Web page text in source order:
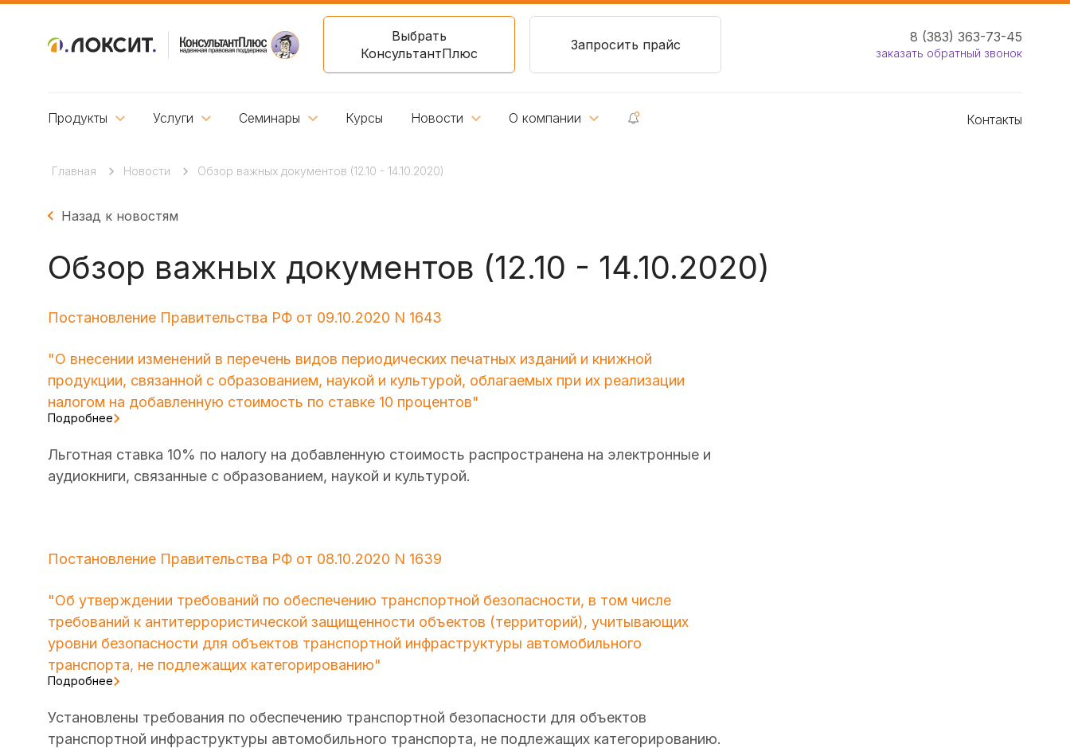
Выбрать
КонсультантПлюс
Запросить прайс
8 (383) 363-73-45
заказать обратный звонок
Продукты Услуги Семинары Курсы Новости О компании Контакты
Главная Новости Обзор важных документов (12.10 - 14.10.2020)
Назад к новостям
Обзор важных документов (12.10 - 14.10.2020)
Постановление Правительства РФ от 09.10.2020 N 1643
"О внесении изменений в перечень видов периодических печатных изданий и книжной
продукции, связанной с образованием, наукой и культурой, облагаемых при их реализации
налогом на добавленную стоимость по ставке 10 процентов"
Подробнее
Льготная ставка 10% по налогу на добавленную стоимость распространена на электронные и
аудиокниги, связанные с образованием, наукой и культурой.
Постановление Правительства РФ от 08.10.2020 N 1639
"Об утверждении требований по обеспечению транспортной безопасности, в том числе
требований к антитеррористической защищенности объектов (территорий), учитывающих
уровни безопасности для объектов транспортной инфраструктуры автомобильного
транспорта, не подлежащих категорированию"
Подробнее
Установлены требования по обеспечению транспортной безопасности для объектов
транспортной инфраструктуры автомобильного транспорта, не подлежащих категорированию.